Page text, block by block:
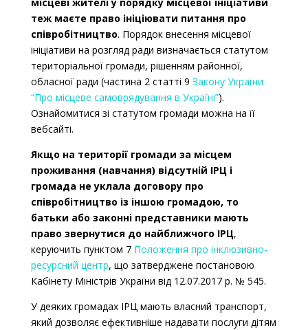
теж маєте право ініціювати питання про
співробітництво. Порядок внесення місцевої
ініціативи на розгляд ради визначається статутом
територіальної громади, рішенням районної,
обласної ради (частина 2 статті 9 Закону України
“Про місцеве самоврядування в Україні”).
Ознайомитися зі статутом громади можна на її
вебсайті.
Якщо на території громади за місцем
проживання (навчання) відсутній ІРЦ і
громада не уклала договору про
співробітництво із іншою громадою, то
батьки або законні представники мають
право звернутися до найближчого ІРЦ,
керуючить пунктом 7 Положення про інклюзивно-
ресурсний центр, що затверджене постановою
Кабінету Міністрів України від 12.07.2017 р. № 545.
У деяких громадах ІРЦ мають власний транспорт,
який дозволяє ефективніше надавати послуги дітям